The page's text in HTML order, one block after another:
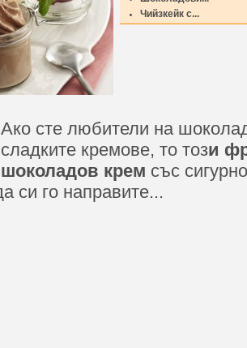
Чийзкейк с...
Ако сте любители на
сладките кремове, то този
шоколадов крем със
си го направите...